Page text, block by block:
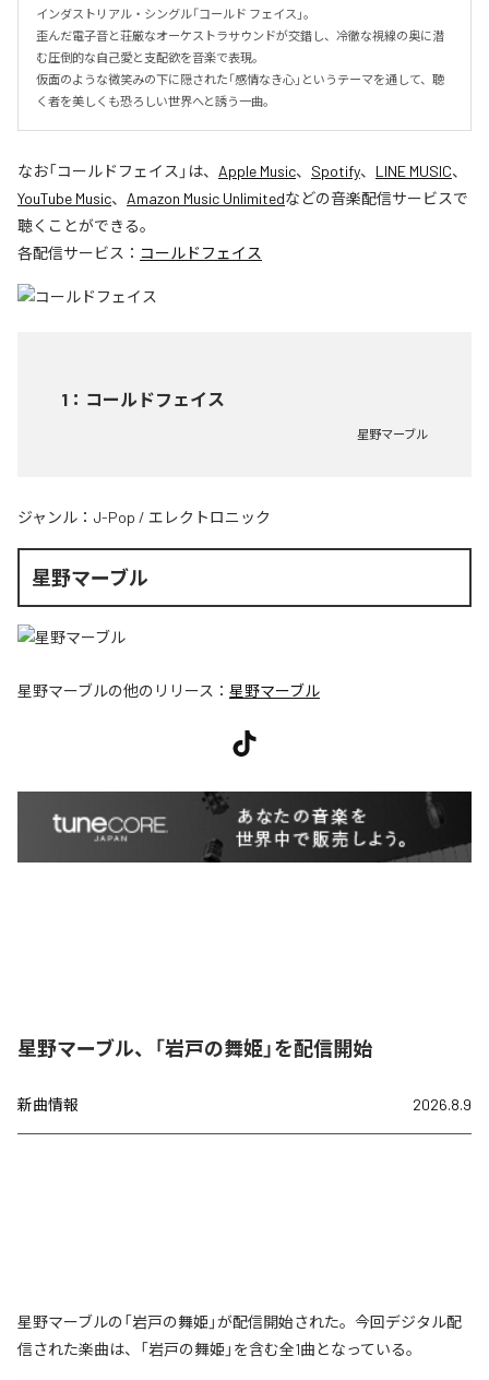
インダストリアル・シングル「コールド フェイス」。
歪んだ電子音と荘厳なオーケストラサウンドが交錯し、冷徹な視線の奥に潜
む圧倒的な自己愛と支配欲を音楽で表現。
仮面のような微笑みの下に隠された「感情なき心」というテーマを通して、聴
く者を美しくも恐ろしい世界へと誘う一曲。
なお「コールドフェイス 」は、 Apple Music、 Spotify、 LINE MUSIC、
YouTube Music、 Amazon Music Unlimitedなどの音楽配信サービスで
聴くことができる。
各配信サービス： コールドフェイス
1 ： コールドフェイス
星野マーブル
ジャンル： J-Pop / エレクトロニック
星野マーブル
星野マーブルの他のリリース： 星野マーブル
星野マーブル、「岩戸の舞姫」を配信開始
新曲情報 2026.8.9
星野マーブルの「岩戸の舞姫」が配信開始された。今回デジタル配
信された楽曲は、「岩戸の舞姫」を含む全1曲となっている。